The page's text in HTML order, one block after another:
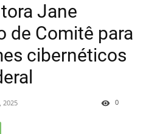
Jane
de Comitê para
cibernéticos
2025 0